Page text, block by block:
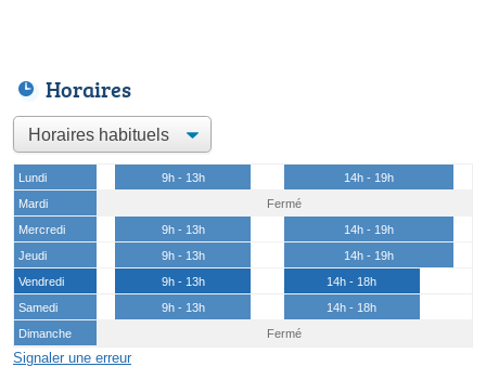
Horaires
Lundi 9h - 13h
14h - 19h
Mardi
Fermé
Mercredi
9h - 13h
14h - 19h
Jeudi
9h - 13h
14h - 19h
Vendredi
9h - 13h
14h - 18h
Samedi
9h - 13h
14h - 18h
Dimanche
Fermé
Signaler une erreur